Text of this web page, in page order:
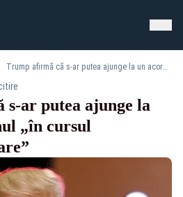
Trump afirmă că s-ar putea ajunge la un acord cu Iranul „în cursul săptămânii viitoare”
ar putea ajunge la
„în cursul